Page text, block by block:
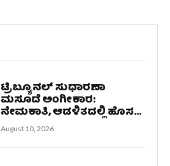
ಟ್ರಿಬ್ಯೂನಲ್ ಸುಧಾರಣಾ
ಮಸೂದೆ ಅಂಗೀಕಾರ:
ನೇಮಕಾತಿ, ಆಡಳಿತದಲ್ಲಿ ಹೊಸ...
August 10, 2026